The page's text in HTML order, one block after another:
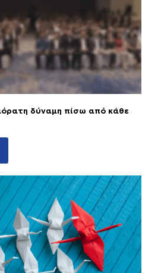
δύναμη πίσω από κάθε